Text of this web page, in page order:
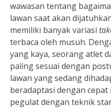
wawasan tentang
lawan saat akan
memiliki banyak variasi
terbaca oleh musuh.
yang kaya, seorang atlet
paling sesuai dengan
lawan yang sedang
beradaptasi dengan
pegulat dengan teknik